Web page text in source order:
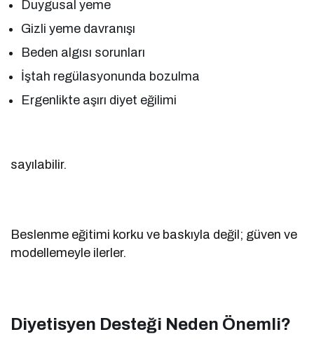
Duygusal yeme
Gizli yeme davranışı
Beden algısı sorunları
İştah regülasyonunda bozulma
Ergenlikte aşırı diyet eğilimi
sayılabilir.
Beslenme eğitimi korku ve baskıyla değil; güven ve
modellemeyle ilerler.
Diyetisyen Desteği Neden Önemli?